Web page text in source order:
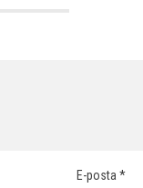
E-posta*